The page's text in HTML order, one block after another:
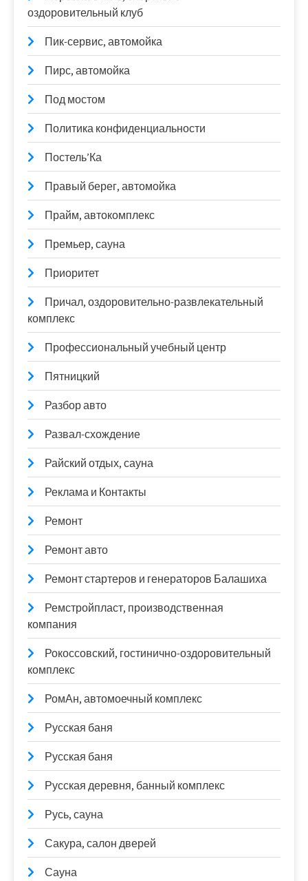
оздоровительный клуб
Пик-сервис, автомойка
Пирс, автомойка
Под мостом
Политика конфиденциальности
Постель’Ка
Правый берег, автомойка
Прайм, автокомплекс
Премьер, сауна
Приоритет
Причал, оздоровительно-развлекательный
комплекс
Профессиональный учебный центр
Пятницкий
Разбор авто
Развал-схождение
Райский отдых, сауна
Реклама и Контакты
Ремонт
Ремонт авто
Ремонт стартеров и генераторов Балашиха
Ремстройпласт, производственная
компания
Рокоссовский, гостинично-оздоровительный
комплекс
РомАн, автомоечный комплекс
Русская баня
Русская баня
Русская деревня, банный комплекс
Русь, сауна
Сакура, салон дверей
Сауна